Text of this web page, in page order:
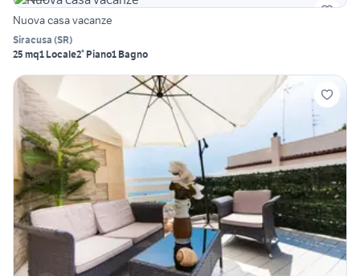
Nuova casa vacanze
Siracusa (SR)
25 mq1 Locale2° Piano1 Bagno